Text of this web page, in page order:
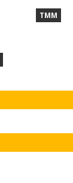
TMM